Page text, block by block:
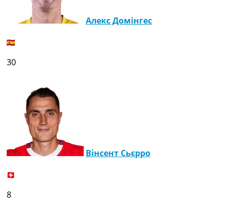
Алекс Домінгес
30
Вінсент Сьєрро
8